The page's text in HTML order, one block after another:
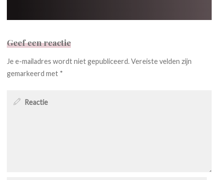
Geef een reactie
Je e-mailadres wordt niet gepubliceerd.Vereiste velden zijn
gemarkeerd met *